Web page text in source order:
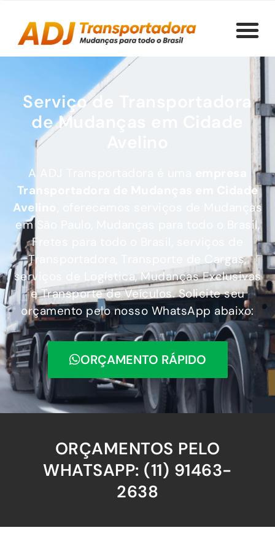
Serviço de Transportadora
de Mudanças em Cidade
A ADJ Transportadora é uma
Transportadora de Mudanças
em Cidade
Avelino
, oferecemos serviços de Mudanças
em São Paulo, Mudanças para todo o Brasil,
Fretes para todo o Brasil, serviços de
Transportadora, Transporte de Cargas,
serviços de Logística, Mudanças Exclusivas
e Transporte de Veículos. Solicite seu
orçamento pelo nosso WhatsApp abaixo:
ORÇAMENTO RÁPIDO
ORÇAMENTOS PELO
WHATSAPP: (11) 91463-
2638